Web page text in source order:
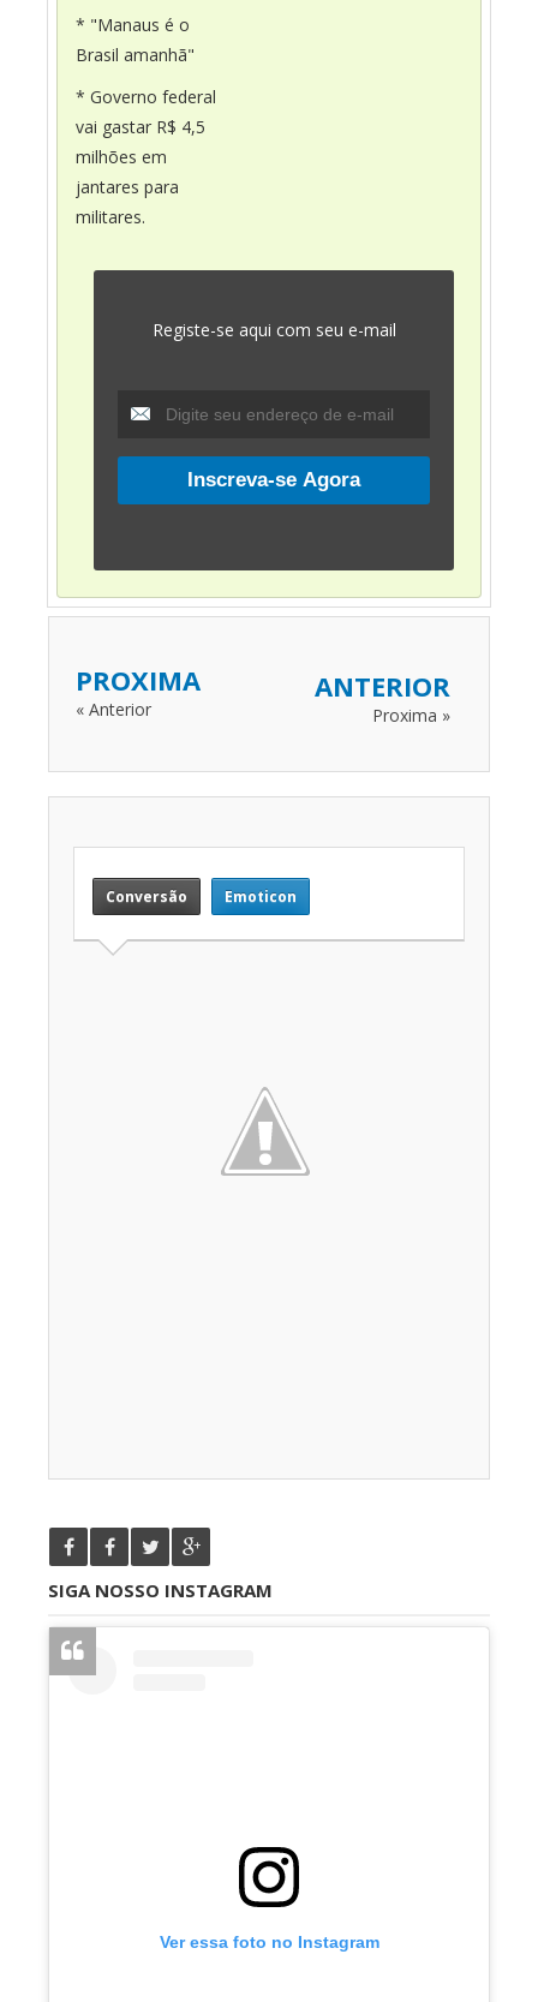
* "Manaus é o
Brasil amanhã"
* Governo federal
vai gastar R$ 4,5
milhões em
jantares para
militares.
Registe-se aqui com seu e-mail
PROXIMA
« Anterior
ANTERIOR
Proxima »
Conversão Emoticon
SIGA NOSSO INSTAGRAM
Ver essa foto no Instagram